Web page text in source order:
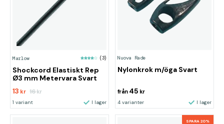
Marlow (3)
Shockcord Elastiskt Rep
Ø3 mm Metervara Svart
13 kr 16kr
1 variant I lager
Nuova Rade
Nylonkrok m/öga Svart
från 45 kr
4 varianter I lager
SPARA 20%